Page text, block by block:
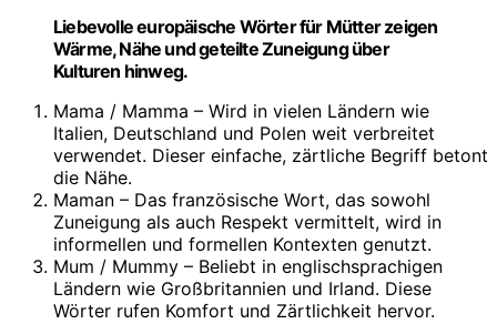
Liebevolle europäische Wörter für Mütter zeigen
Wärme, Nähe und geteilte Zuneigung über
Kulturen hinweg.
Mama / Mamma – Wird in vielen Ländern wie
Italien, Deutschland und Polen weit verbreitet
verwendet. Dieser einfache, zärtliche Begriff betont
die Nähe.
Maman – Das französische Wort, das sowohl
Zuneigung als auch Respekt vermittelt, wird in
informellen und formellen Kontexten genutzt.
Mum / Mummy – Beliebt in englischsprachigen
Ländern wie Großbritannien und Irland. Diese
Wörter rufen Komfort und Zärtlichkeit hervor.